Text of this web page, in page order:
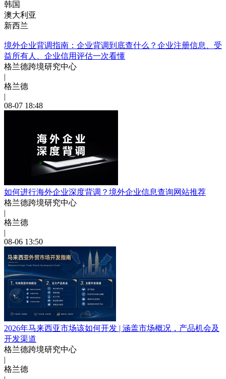
韩国
澳大利亚
新西兰
境外企业背调指南：企业背调到底查什么？企业注册信息、受
益所有人、企业信用评估一次看懂
格兰德跨境研究中心
|
格兰德
|
08-07 18:48
如何进行海外企业深度背调？境外企业信息查询网站推荐
格兰德跨境研究中心
|
格兰德
|
08-06 13:50
2026年马来西亚市场该如何开发 | 涵盖市场概况，产品机会及
开发渠道
格兰德跨境研究中心
|
格兰德